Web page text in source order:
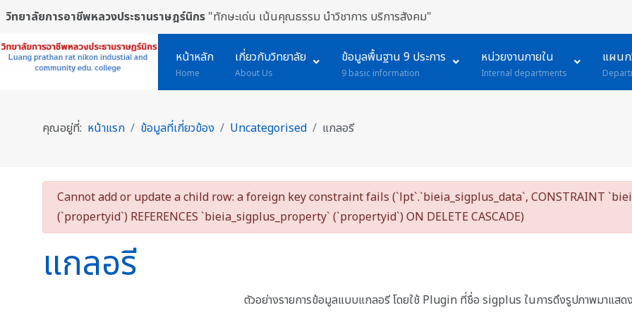
วิทยาลัยการอาชีพหลวงประธานราษฎร์นิกร "ทักษะเด่น เน้นคุณธรรม นำวิชาการ บริการสังคม"
หน้าหลัก
Home
เกี่ยวกับวิทยาลัย
About Us
ข้อมูลพื้นฐาน 9 ประการ
9 basic information
หน่วยงานภายใน
Internal departments
แผนก
คุณอยู่ที่: หน้าแรก ข้อมูลที่เกี่ยวข้อง Uncategorised แกลอรี
danger
Cannot add or update a child row: a foreign key constraint fails (`lpt`.`bieia_sigplus_data`, CONSTRAINT
(`propertyid`) REFERENCES `bieia_sigplus_property` (`propertyid`) ON DELETE CASCADE)
แกลอรี
ตัวอย่างรายการข้อมูลแบบแกลอรี โดยใช้ Plugin ที่ชื่อ sigplus ในการดึงรูปภาพมาแส